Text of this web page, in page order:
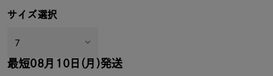
サイズ選択
最短08月10日(月)発送